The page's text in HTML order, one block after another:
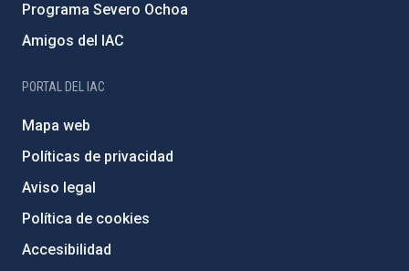
Programa Severo Ochoa
Amigos del IAC
PORTAL DEL IAC
Mapa web
Políticas de privacidad
Aviso legal
Política de cookies
Accesibilidad